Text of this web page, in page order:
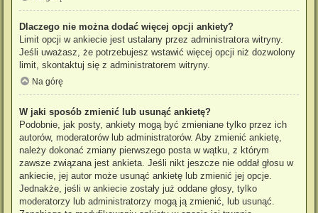
Dlaczego nie można dodać więcej opcji ankiety?
Limit opcji w ankiecie jest ustalany przez administratora witryny.
Jeśli uważasz, że potrzebujesz wstawić więcej opcji niż dozwolony
limit, skontaktuj się z administratorem witryny.
Na górę
W jaki sposób zmienić lub usunąć ankietę?
Podobnie, jak posty, ankiety mogą być zmieniane tylko przez ich
autorów, moderatorów lub administratorów. Aby zmienić ankietę,
należy dokonać zmiany pierwszego posta w wątku, z którym
zawsze związana jest ankieta. Jeśli nikt jeszcze nie oddał głosu w
ankiecie, jej autor może usunąć ankietę lub zmienić jej opcje.
Jednakże, jeśli w ankiecie zostały już oddane głosy, tylko
moderatorzy lub administratorzy mogą ją zmienić, lub usunąć.